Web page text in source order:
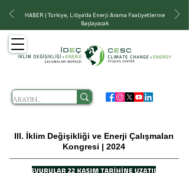
HABER | Türkiye, Libya'da Enerji Arama Faaliyetlerine
Başlayacak
III. İklim Değişikliği ve Enerji Çalışmaları
Kongresi | 2024